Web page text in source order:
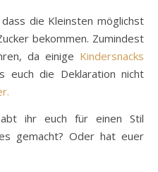
die Kleinsten möglichst
bekommen. Zumindest
da einige Kindersnacks
euch die Deklaration nicht
ihr euch für einen Stil
gemacht? Oder hat euer